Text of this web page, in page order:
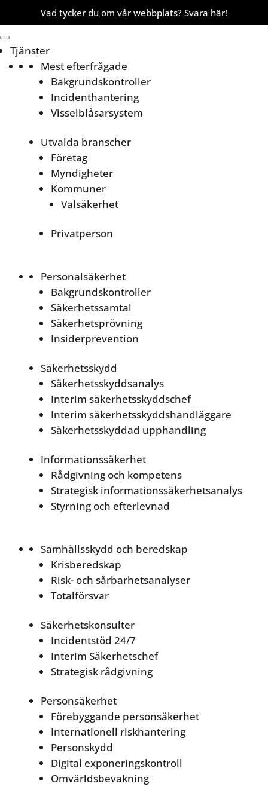
Vad tycker du om vår webbplats? Svara här!
Tjänster
Mest efterfrågade
Bakgrundskontroller
Incidenthantering
Visselblåsarsystem
Utvalda branscher
Företag
Myndigheter
Kommuner
Valsäkerhet
Privatperson
Personalsäkerhet
Bakgrundskontroller
Säkerhetssamtal
Säkerhetsprövning
Insiderprevention
Säkerhetsskydd
Säkerhetsskyddsanalys
Interim säkerhetsskyddschef
Interim säkerhetsskyddshandläggare
Säkerhetsskyddad upphandling
Informationssäkerhet
Rådgivning och kompetens
Strategisk informationssäkerhetsanalys
Styrning och efterlevnad
Samhällsskydd och beredskap
Krisberedskap
Risk- och sårbarhetsanalyser
Totalförsvar
Säkerhetskonsulter
Incidentstöd 24/7
Interim Säkerhetschef
Strategisk rådgivning
Personsäkerhet
Förebyggande personsäkerhet
Internationell riskhantering
Personskydd
Digital exponeringskontroll
Omvärldsbevakning